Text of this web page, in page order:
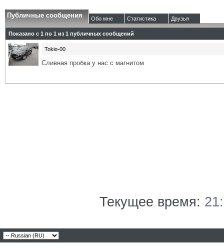
Публичные сообщения Обо мне Статистика Друзья
Показано с 1 по 1 из 1 публичных сообщений
Tokio-00
Сливная пробка у нас с магнитом
Текущее время: